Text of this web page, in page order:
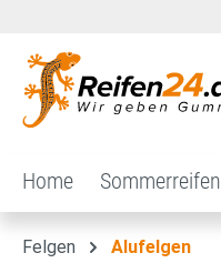
Home Sommerreifen
Felgen Alufelgen